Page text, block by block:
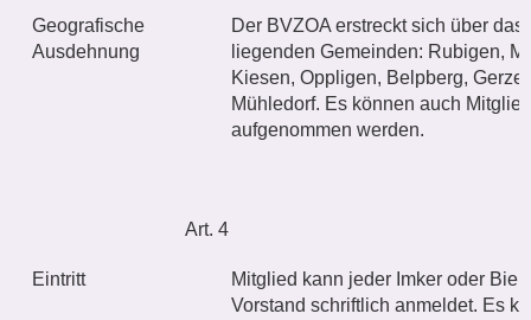
Geografische
Ausdehnung
Der BVZOA erstreckt sich über
liegenden Gemeinden: Rubigen,
Kiesen, Oppligen, Belpberg,
Mühledorf. Es können auch
aufgenommen werden.
Art. 4
Eintritt
Mitglied kann jeder Imker oder
Vorstand schriftlich anmeldet. Es